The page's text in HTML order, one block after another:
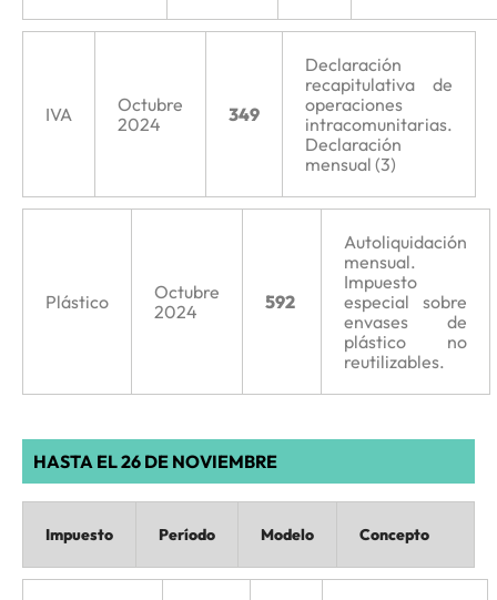
IVA
Octubre
2024
349
Declaración
recapitulativa de
operaciones
intracomunitarias.
Declaración
mensual (3)
Plástico
Octubre
2024
592
Autoliquidación
mensual.
Impuesto
especial sobre
envases de
plástico no
reutilizables.
HASTA EL 26 DE NOVIEMBRE
Impuesto Período Modelo Concepto